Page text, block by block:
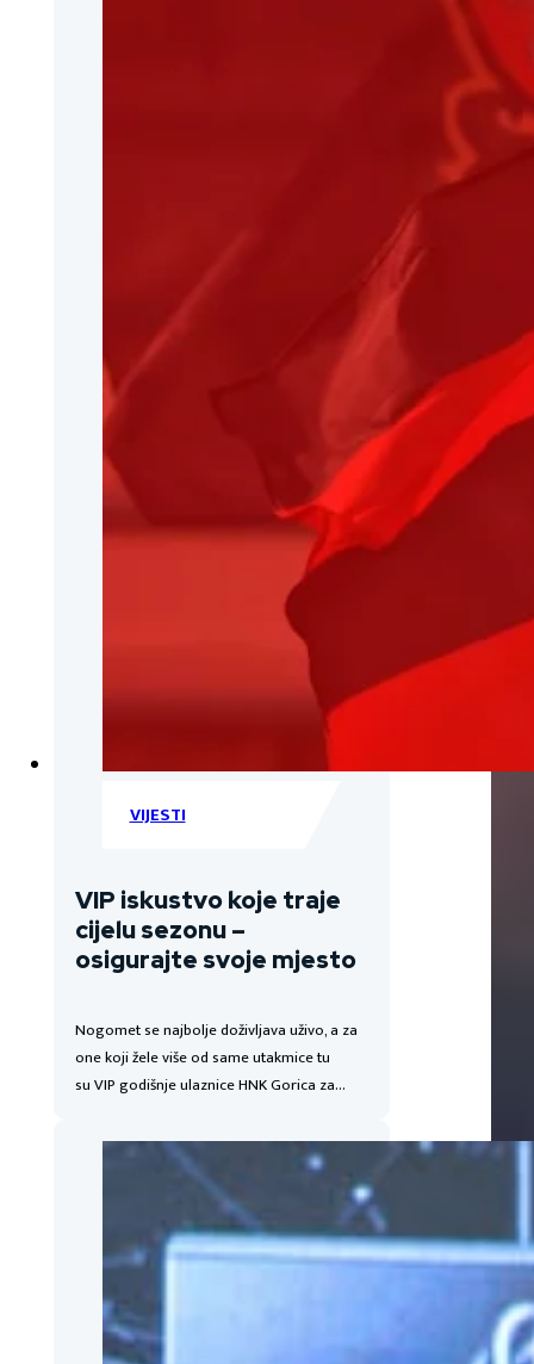
VIJESTI
VIP iskustvo koje traje
cijelu sezonu –
osigurajte svoje mjesto
Nogomet se najbolje doživljava uživo, a za
one koji žele više od same utakmice tu
su VIP godišnje ulaznice HNK Gorica za…